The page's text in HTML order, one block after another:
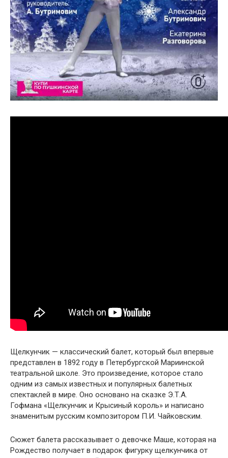
Щелкунчик — классический балет, который был впервые
представлен в 1892 году в Петербургской Мариинской
театральной школе. Это произведение, которое стало
одним из самых известных и популярных балетных
спектаклей в мире. Оно основано на сказке Э.Т.А.
Гофмана «Щелкунчик и Крысиный король» и написано
знаменитым русским композитором П.И. Чайковским.
Сюжет балета рассказывает о девочке Маше, которая на
Рождество получает в подарок фигурку щелкунчика от